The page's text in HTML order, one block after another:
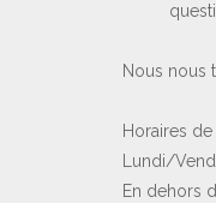
Nous nous
Horaires
Lundi/
En dehors